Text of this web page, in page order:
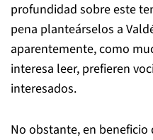
profundidad sobre este
pena planteárselos a
aparentemente, como
interesa leer, prefieren
interesados.
No obstante, en